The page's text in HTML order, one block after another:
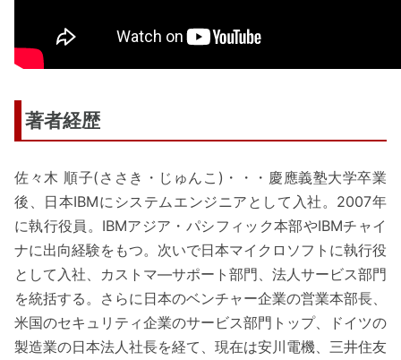
著者経歴
佐々木 順子(ささき・じゅんこ)・・・慶應義塾大学卒業
後、日本IBMにシステムエンジニアとして入社。2007年
に執行役員。IBMアジア・パシフィック本部やIBMチャイ
ナに出向経験をもつ。次いで日本マイクロソフトに執行役
として入社、カストマ―サポート部門、法人サービス部門
を統括する。さらに日本のベンチャー企業の営業本部長、
米国のセキュリティ企業のサービス部門トップ、ドイツの
製造業の日本法人社長を経て、現在は安川電機、三井住友